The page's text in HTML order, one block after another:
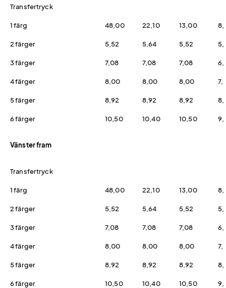
Transfertryck
1 färg 48,00 22,10 13,00
2 färger 5,52 5,64 5,52
3 färger 7,08 7,08 7,08
4 färger 8,00 8,00 8,00
5 färger 8,92 8,92 8,92
6 färger 10,50 10,40 10,50
Vänster fram
Transfertryck
1 färg 48,00 22,10 13,00
2 färger 5,52 5,64 5,52
3 färger 7,08 7,08 7,08
4 färger 8,00 8,00 8,00
5 färger 8,92 8,92 8,92
6 färger 10,50 10,40 10,50